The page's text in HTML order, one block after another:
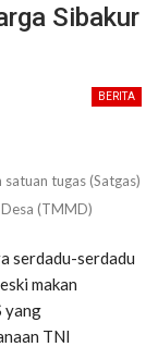
Sibakur
BERITA
tugas (Satgas)
(TMMD)
serdadu-serdadu
makan
yang
TNI